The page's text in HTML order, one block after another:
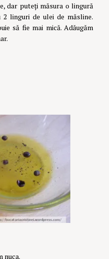
dar puteți măsura o lingură
linguri de ulei de măsline.
să fie mai mică. Adăugăm
nuca.